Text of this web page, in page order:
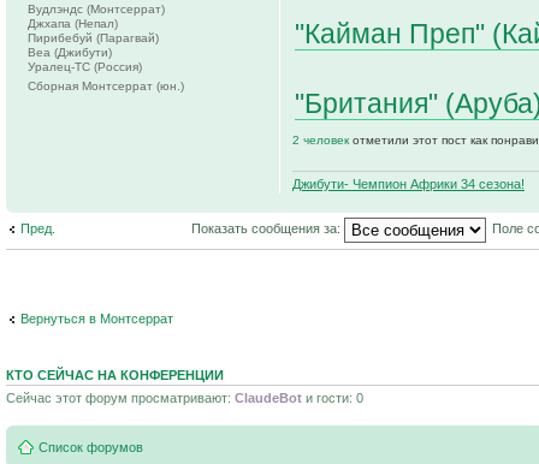
"Кайман Преп"
"Британия"
2 человек отметили этот пост как
Джибути- Чемпион Африки 34 сезона!
Вудлэндс (Монтсеррат)
Джхапа (Непал)
Пирибебуй (Парагвай)
Веа (Джибути)
Уралец-ТС (Россия)
Сборная Монтсеррат (юн.)
Пред. Показать сообщения за: Поле
Вернуться в Монтсеррат
КТО СЕЙЧАС НА КОНФЕРЕНЦИИ
Сейчас этот форум просматривают: ClaudeBot и гости: 0
Список форумов